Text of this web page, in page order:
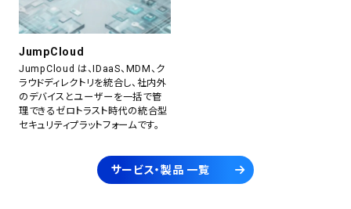
JumpCloud
JumpCloud は、IDaaS、MDM、ク
ラウドディレクトリを統合し、社内外
のデバイスとユーザーを一括で管
理できるゼロトラスト時代の統合型
セキュリティプラットフォームです。
サービス・製品 一覧